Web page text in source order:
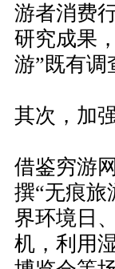
游者消费
研究成果
游”既有调
其次，加
借鉴穷游
撰“无痕旅
界环境日
机，利用